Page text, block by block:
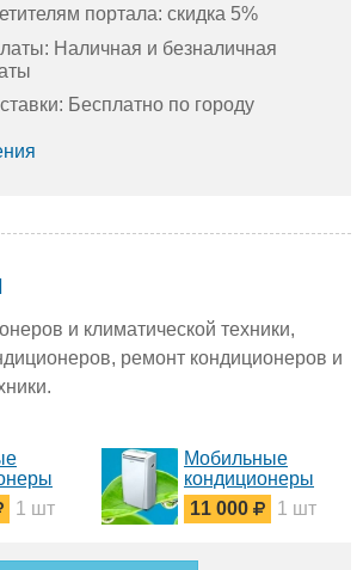
портала: скидка 5%
Наличная и безналичная
Бесплатно по городу
и климатической техники,
ремонт кондиционеров и
1 шт
Мобильные
кондиционеры
11 000
1 шт